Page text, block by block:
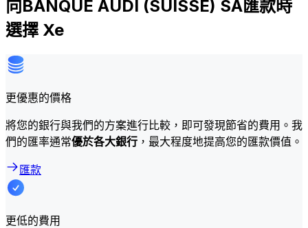
向BANQUE AUDI (SUISSE) SA匯款時
選擇 Xe
更優惠的價格
將您的銀行與我們的方案進行比較，即可發現節省的費用。我
們的匯率通常優於各大銀行 ，最大程度地提高您的匯款價值。
匯款
更低的費用